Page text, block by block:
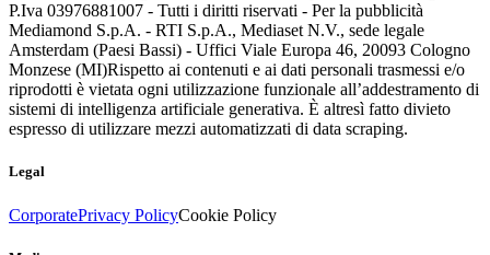
P.Iva 03976881007 - Tutti i diritti riservati - Per la pubblicità
Mediamond S.p.A. - RTI S.p.A., Mediaset N.V., sede legale
Amsterdam (Paesi Bassi) - Uffici Viale Europa 46, 20093 Cologno
Monzese (MI)Rispetto ai contenuti e ai dati personali trasmessi e/o
riprodotti è vietata ogni utilizzazione funzionale all’addestramento di
sistemi di intelligenza artificiale generativa. È altresì fatto divieto
espresso di utilizzare mezzi automatizzati di data scraping.
Legal
CorporatePrivacy PolicyCookie Policy